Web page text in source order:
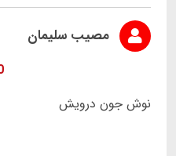
مصیب سلیمان
نوش جون درویش